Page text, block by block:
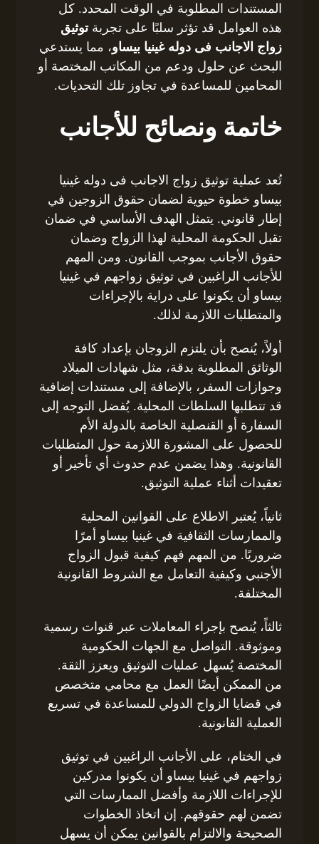
المستندات المطلوبة في الوقت المحدد. كل
هذه العوامل قد تؤثر سلبًا على تجربةتوثيق
زواج الاجانب فى دوله غينيا بيساو، مما يستدعي
البحث عن حلول ودعم من المكاتب المختصة أو
المحامين للمساعدة في تجاوز تلك التحديات.
خاتمة ونصائح للأجانب
تُعد عملية توثيق زواج الاجانب فى دوله غينيا
بيساو خطوة حيوية لضمان حقوق الزوجين في
إطار قانوني. يتمثل الهدف الأساسي في ضمان
تقبل الحكومة المحلية لهذا الزواج وضمان
حقوق الأجانب بموجب القانون. ومن المهم
للأجانب الراغبين في توثيق زواجهم في غينيا
بيساو أن يكونوا على دراية بالإجراءات
والمتطلبات اللازمة لذلك.
أولاً، يُنصح بأن يلتزم الزوجان بإعداد كافة
الوثائق المطلوبة بدقة، مثل شهادات الميلاد
وجوازات السفر، بالإضافة إلى مستندات إضافية
قد تتطلبها السلطات المحلية. يُفضل التوجه إلى
السفارة أو القنصلية الخاصة بالدولة الأم
للحصول على المشورة اللازمة حول المتطلبات
القانونية. وهذا يضمن عدم حدوث أي تأخير أو
تعقيدات أثناء عملية التوثيق.
ثانياً، يُعتبر الاطلاع على القوانين المحلية
والممارسات الثقافية في غينيا بيساو أمرًا
ضروريًا. من المهم فهم كيفية قبول الزواج
الأجنبي وكيفية التعامل مع الشروط القانونية
المختلفة.
ثالثاً، يُنصح بإجراء المعاملات عبر قنوات رسمية
وموثوقة. التواصل مع الجهات الحكومية
المختصة يُسهل عمليات التوثيق ويعزز الثقة.
من الممكن أيضًا العمل مع محامي متخصص
في قضايا الزواج الدولي للمساعدة في تسريع
العملية القانونية.
في الختام، على الأجانب الراغبين في توثيق
زواجهم في غينيا بيساو أن يكونوا مدركين
للإجراءات اللازمة وأفضل الممارسات التي
تضمن لهم حقوقهم. إن اتخاذ الخطوات
الصحيحة والالتزام بالقوانين يمكن أن يسهل